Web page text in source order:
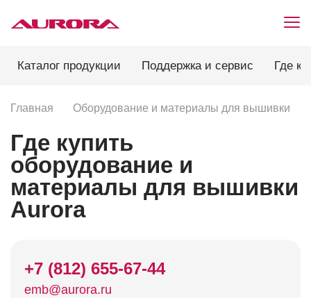
Каталог продукции Поддержка и сервис Где
Главная Оборудование и материалы для вышивки
Где купить
оборудование и
материалы для вышивки
Aurora
+7 (812) 655-67-44
emb@aurora.ru